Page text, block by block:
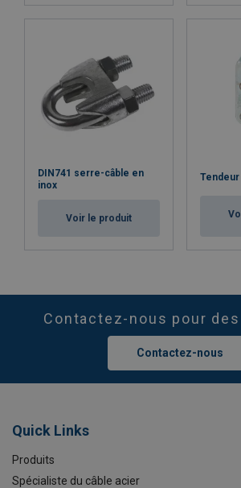
DIN741 serre-câble en
inox
Voir le produit
Tendeur
Contactez-nous pour
Contactez-nous
Quick Links
Produits
Spécialiste du câble acier